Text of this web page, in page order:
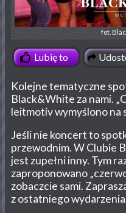
fot.
Lubię to
Kolejne tematyczne
Black&White za nami.
leitmotiv wymyślono na
Jeśli nie koncert to
przewodnim. W Clubie
jest zupełni inny. Tym
zaproponowano
zobaczcie sami.
z ostatniego